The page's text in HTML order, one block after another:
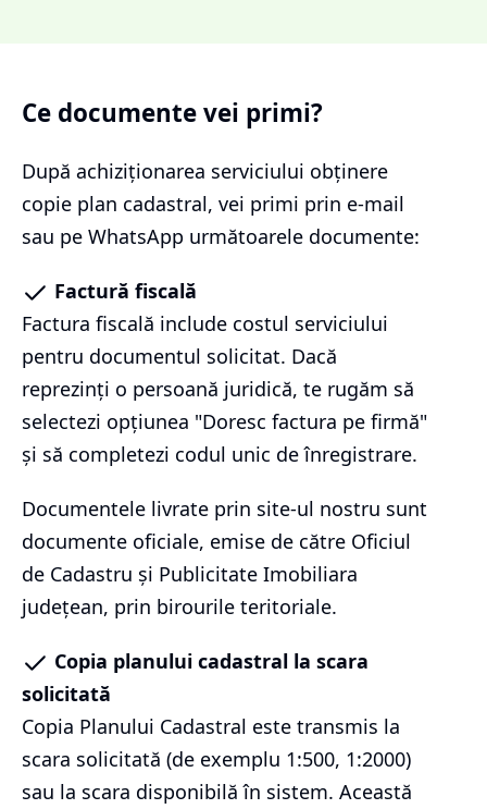
Ce documente vei primi?
După achiziționarea serviciului obținere
copie plan cadastral, vei primi prin e-mail
sau pe WhatsApp următoarele documente:
Factură fiscală
Factura fiscală include costul serviciului
pentru documentul solicitat. Dacă
reprezinți o persoană juridică, te rugăm să
selectezi opțiunea "Doresc factura pe firmă"
și să completezi codul unic de înregistrare.
Documentele livrate prin site-ul nostru sunt
documente oficiale, emise de către Oficiul
de Cadastru și Publicitate Imobiliara
județean, prin birourile teritoriale.
Copia planului cadastral la scara
solicitată
Copia Planului Cadastral este transmis la
scara solicitată (de exemplu 1:500, 1:2000)
sau la scara disponibilă în sistem. Această